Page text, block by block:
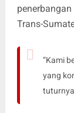
Trans-
“Kami
yang